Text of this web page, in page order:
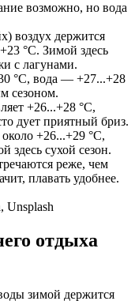
возможно, но вода
воздух держится
°C. Зимой здесь
с лагунами.
°C, вода — +27...+28
сезоном.
+26...+28 °C,
дует приятный бриз.
+26...+29 °C,
здесь сухой сезон.
реже, чем
плавать удобнее.
Unsplash
отдыха
зимой держится